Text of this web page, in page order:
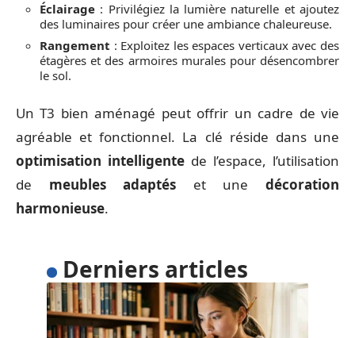
Éclairage : Privilégiez la lumière naturelle et ajoutez
des luminaires pour créer une ambiance chaleureuse.
Rangement : Exploitez les espaces verticaux avec des
étagères et des armoires murales pour désencombrer
le sol.
Un T3 bien aménagé peut offrir un cadre de vie
agréable et fonctionnel. La clé réside dans une
optimisation intelligente de l’espace, l’utilisation
de meubles adaptés et unedécoration
harmonieuse.
Derniers articles